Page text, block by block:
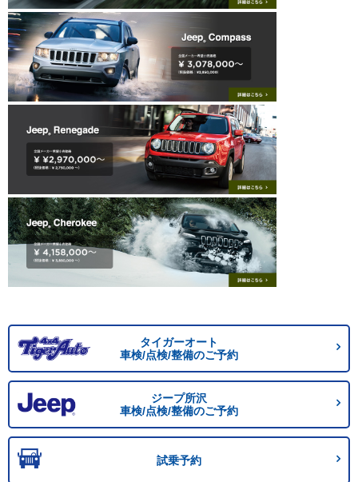
タイガーオート
車検/点検/整備のご予約
ジープ所沢
車検/点検/整備のご予約
試乗予約